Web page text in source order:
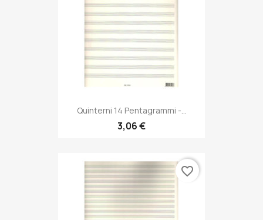
Quinterni 14 Pentagrammi -...
3,06 €
favorite_border